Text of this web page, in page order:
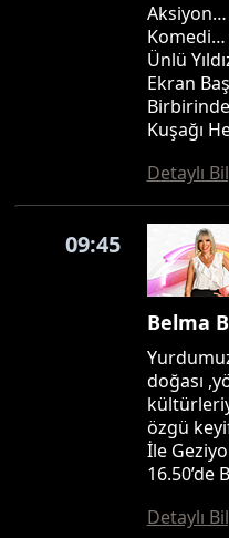
Komedi…
Ünlü
Ekran
Kuşağı
Detaylı
09:45
Belma
doğası
özgü
İle
16.50’de
Detaylı